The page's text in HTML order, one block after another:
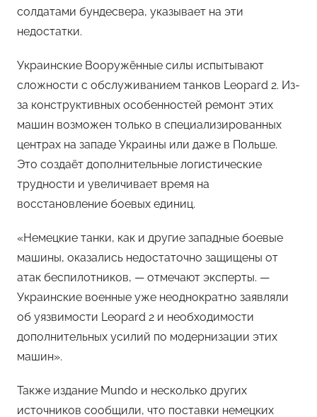
солдатами бундесвера, указывает на эти
недостатки.
Украинские Вооружённые силы испытывают
сложности с обслуживанием танков Leopard 2. Из-
за конструктивных особенностей ремонт этих
машин возможен только в специализированных
центрах на западе Украины или даже в Польше.
Это создаёт дополнительные логистические
трудности и увеличивает время на
восстановление боевых единиц.
«Немецкие танки, как и другие западные боевые
машины, оказались недостаточно защищены от
атак беспилотников, — отмечают эксперты. —
Украинские военные уже неоднократно заявляли
об уязвимости Leopard 2 и необходимости
дополнительных усилий по модернизации этих
машин».
Также издание Mundo и несколько других
источников сообщили, что поставки немецких